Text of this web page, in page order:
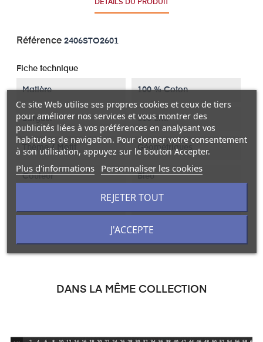
DÉTAILS DU PRODUIT
Référence 2406STO2601
Fiche technique
Matière 100 % Coton
Largeur 110 cm.
Thème / Motif Géométriques
Couleur Bleu
DANS LA MÊME COLLECTION
Ce site Web utilise ses propres cookies et ceux de tiers
pour améliorer nos services et vous montrer des
publicités liées à vos préférences en analysant vos
habitudes de navigation. Pour donner votre consentement
à son utilisation, appuyez sur le bouton Accepter.
Plus d'informations Personnaliser les cookies
REJETER TOUT
J'ACCEPTE